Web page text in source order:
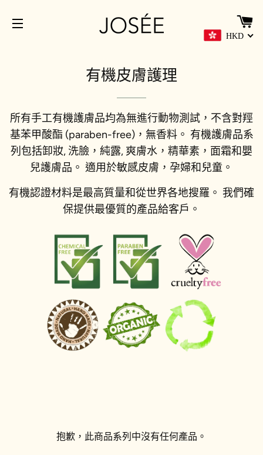
HKD
有機皮膚護理
所有手工有機護膚品均為無進行動物測試，不含對羥
基苯甲酸酯 (paraben-free)，無香料。 有機護膚品系
列包括卸妝, 洗臉，純露, 爽膚水，精華素，面霜和嬰
兒護膚品。 適用於敏感皮膚，孕婦和兒童。
有機認證材料是最高質量和從世界各地搜羅。 我們確
保提供最優質的產品給客戶。
抱歉，此商品系列中沒有任何產品。